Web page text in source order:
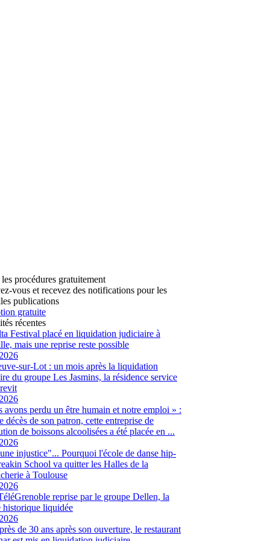
procédures gratuitement
vous et recevez des notifications pour les
publications
gratuite
récentes
Festival placé en liquidation judiciaire à
mais une reprise reste possible
sur-Lot : un mois après la liquidation
du groupe Les Jasmins, la résidence service
avons perdu un être humain et notre emploi » :
décès de son patron, cette entreprise de
de boissons alcoolisées a été placée en ...
injustice"... Pourquoi l'école de danse hip-
School va quitter les Halles de la
à Toulouse
reprise par le groupe Dellen, la
historique liquidée
de 30 ans après son ouverture, le restaurant